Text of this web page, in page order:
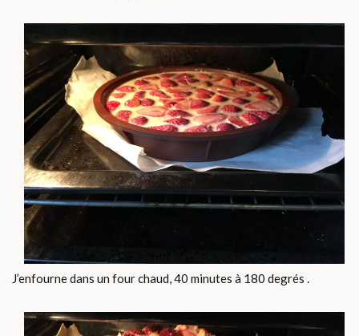
J’enfourne dans un four chaud, 40 minutes à 180 degrés .